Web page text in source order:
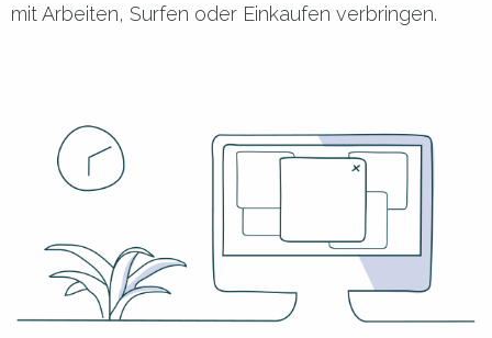
mit Arbeiten, Surfen oder Einkaufen verbringen.